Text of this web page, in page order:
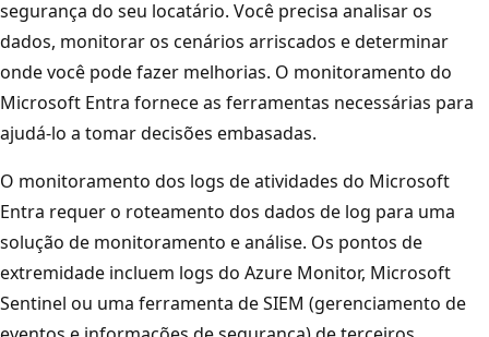
segurança do seu locatário. Você precisa analisar os
dados, monitorar os cenários arriscados e determinar
onde você pode fazer melhorias. O monitoramento do
Microsoft Entra fornece as ferramentas necessárias para
ajudá-lo a tomar decisões embasadas.
O monitoramento dos logs de atividades do Microsoft
Entra requer o roteamento dos dados de log para uma
solução de monitoramento e análise. Os pontos de
extremidade incluem logs do Azure Monitor, Microsoft
Sentinel ou uma ferramenta de SIEM (gerenciamento de